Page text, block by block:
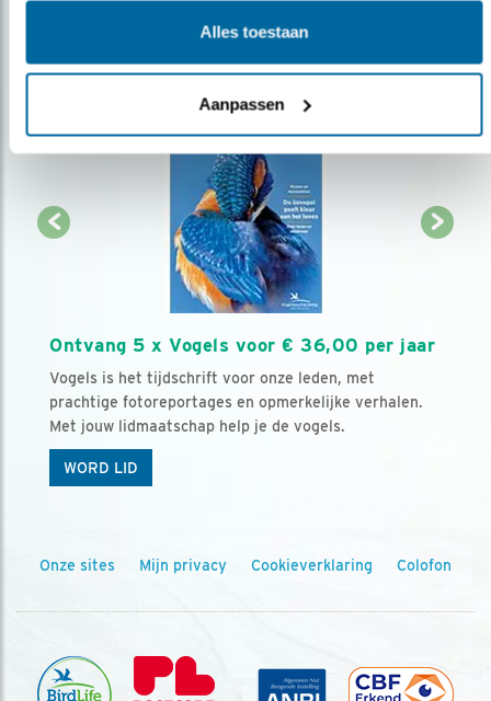
Alles toestaan
Aanpassen
Ontvang 5 x Vogels voor € 36,00 per jaar
Vogels is het tijdschrift voor onze leden, met
prachtige fotoreportages en opmerkelijke verhalen.
Met jouw lidmaatschap help je de vogels.
WORD LID
Onze sites Mijn privacy Cookieverklaring Colofon